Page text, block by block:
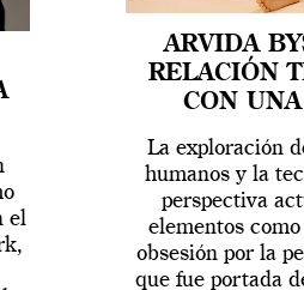
el
ARVIDA
RELACIÓN
CON
La exploración
humanos y la
perspectiva
elementos
obsesión por la
que fue portada